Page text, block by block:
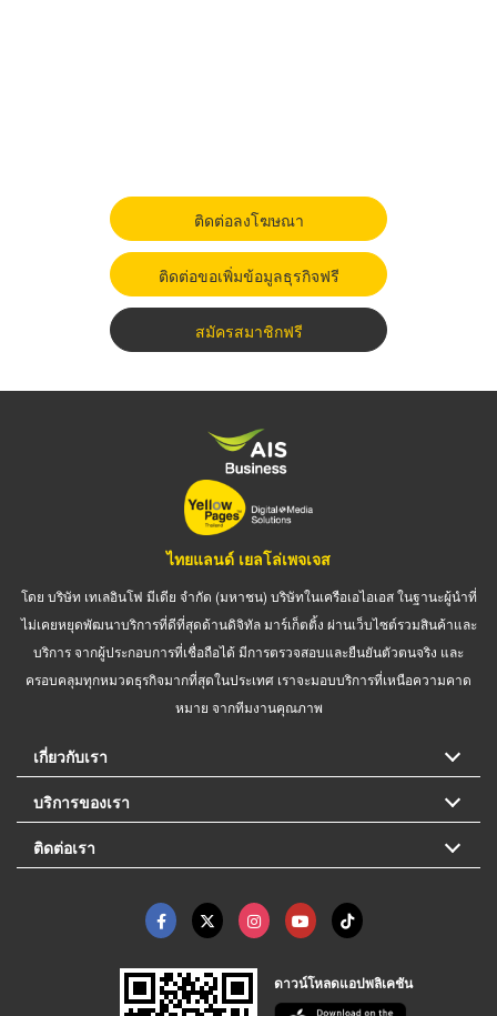
ติดต่อลงโฆษณา
ติดต่อขอเพิ่มข้อมูลธุรกิจฟรี
สมัครสมาชิกฟรี
ไทยแลนด์ เยลโล่เพจเจส
โดย บริษัท เทเลอินโฟ มีเดีย จำกัด (มหาชน) บริษัทในเครือเอไอเอส ในฐานะผู้นำที่
ไม่เคยหยุดพัฒนาบริการที่ดีที่สุดด้านดิจิทัล มาร์เก็ตติ้ง ผ่านเว็บไซต์รวมสินค้าและ
บริการ จากผู้ประกอบการที่เชื่อถือได้ มีการตรวจสอบและยืนยันตัวตนจริง และ
ครอบคลุมทุกหมวดธุรกิจมากที่สุดในประเทศ เราจะมอบบริการที่เหนือความคาด
หมาย จากทีมงานคุณภาพ
เกี่ยวกับเรา
บริการของเรา
ติดต่อเรา
ดาวน์โหลดแอปพลิเคชัน